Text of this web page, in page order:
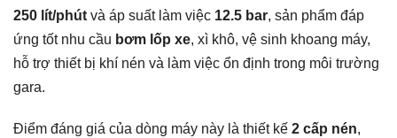
250 lít/phút và áp suất làm việc 12.5 bar, sản phẩm đáp
ứng tốt nhu cầu bơm lốp xe, xì khô, vệ sinh khoang máy,
hỗ trợ thiết bị khí nén và làm việc ổn định trong môi trường
gara.
Điểm đáng giá của dòng máy này là thiết kế 2 cấp nén,